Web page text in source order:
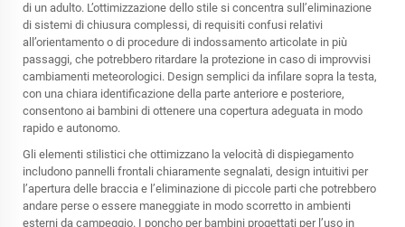
di un adulto. L’ottimizzazione dello stile si concentra sull’eliminazione
di sistemi di chiusura complessi, di requisiti confusi relativi
all’orientamento o di procedure di indossamento articolate in più
passaggi, che potrebbero ritardare la protezione in caso di improvvisi
cambiamenti meteorologici. Design semplici da infilare sopra la testa,
con una chiara identificazione della parte anteriore e posteriore,
consentono ai bambini di ottenere una copertura adeguata in modo
rapido e autonomo.
Gli elementi stilistici che ottimizzano la velocità di dispiegamento
includono pannelli frontali chiaramente segnalati, design intuitivi per
l’apertura delle braccia e l’eliminazione di piccole parti che potrebbero
andare perse o essere maneggiate in modo scorretto in ambienti
esterni da campeggio. I poncho per bambini progettati per l’uso in